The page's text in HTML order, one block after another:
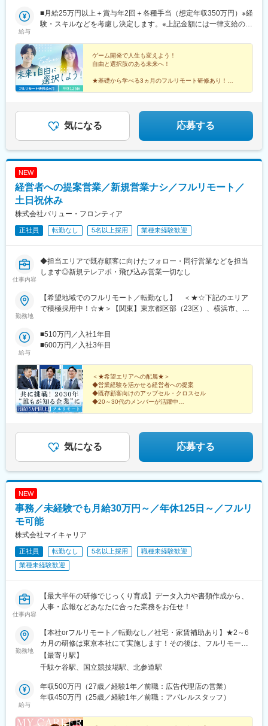
地は希望を考慮します。※転居を伴う転勤はありません。※すべて
徒歩10分以内の駅チカオフィスです。※フルリモート・在宅勤
給与
■月給25万円以上＋賞与年2回＋各種手当（想定年収350万円）※経
験・スキルなどを考慮し決定します。※上記金額には一律支給の住
（期間中は月給23万円以上で、その他の待遇に変更なし）☆経験
がある方は、現職・前職給与を考慮します。☆明確な評価制度あ
り。個人の頑張りに応じて評価します。【年収アップイメージ】
年収450万円（未経験入社2年目）年収590万円（未経験入社3年
目）年収770万円（未経験入社5年目）
ゲーム開発で人生も変えよう！
自由と選択肢のある未来へ！
★基礎から学べる3ヵ月のフルリモート研修あり！
★土日祝休み、年休125日でオフも充実♪
気になる 応募する
NEW
経営者への提案営業／新規営業ナシ／フルリモート／
土日祝休み
株式会社バリュー・フロンティア
正社員 転勤なし 5名以上採用 業種未経験歓迎
仕事内容
◆担当エリアで既存顧客に向けたフォロー・同行営業などを担当
します◎新規テレアポ・飛び込み営業一切なし
勤務地
【希望地域でのフルリモート／転勤なし】 ＜★☆下記のエリア
で積極採用中！☆★＞【関東】東京都区部（23区）、横浜市、川
市、新潟市【北海道・東北】札幌市、仙台市【中国・九州】広島
市、岡山市、福岡市、北九州市、熊本市◎上記のエリアに通える
方は大歓迎です！＝＝＝日本全国希望エリアへの配属です。テレ
はオンラインで実施するケースもございます。必要な際はカーシ
ェアサービス（タイムズカー）も利用いただけます。※業務に必要
な機材などは会社が支給します※居住地以外での勤務をご希望の方
は選考時にご相談ください＝＝＝■配属エリアによっては大阪の本
社で研修や業務を行う場合もあります。※月に1回本社での社内会
ビル9階＜アクセス＞・大阪メトロ御堂筋線「西中島南方」駅から
徒歩10分・各線「新大阪」駅から徒歩14分
給与
■510万円／入社1年目
■600万円／入社3年目
＜★希望エリアへの配属★＞
◆営業経験を活かせる経営者への提案
◆既存顧客向けのアップセル・クロスセル
◆20～30代のメンバーが活躍中
気になる 応募する
NEW
事務／未経験でも月給30万円～／年休125日～／フルリ
モ可能
株式会社マイキャリア
正社員 転勤なし 5名以上採用
職種未経験歓迎
業種未経験歓迎
仕事内容
【最大半年の研修でじっくり育成】データ入力や書類作成から、
人事・広報などあなたに合った業務をお任せ！
勤務地
【本社orフルリモート／転勤なし／社宅・家賃補助あり】★2～6
カ月の研修は東京本社にて実施します！その後は、フルリモート
の相談も可能です◎本社：東京都渋谷区千駄ヶ谷1-11-14 ビジデ
ンス千駄ヶ谷603＜ アクセス ＞・JR中央本線「千駄ケ谷駅」より
京メトロ副都心線「北参道駅」より徒歩7分・JR山手線「原宿
駅」より徒歩9分※受動喫煙対策：屋内喫煙可能場所あり
【最寄り駅】
千駄ケ谷駅、国立競技場駅、北参道駅
給与
年収500万円（27歳／経験1年／前職：広告代理店の営業）
年収450万円（25歳／経験1年／前職：アパレルスタッフ）